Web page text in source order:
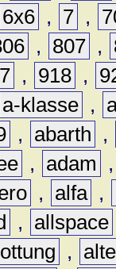
6x6 , 7 ,
, 807 ,
, 918 ,
a-klasse ,
, abarth
,
, adam
, alfa ,
, allspace
,